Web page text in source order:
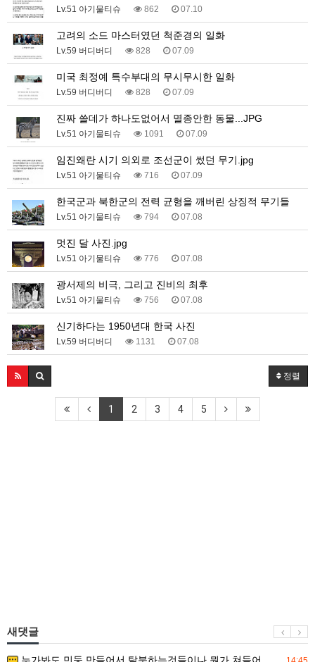
Lv.51 아기물티슈 862 07.10
고려의 소드 마스터였던 척준경의 일화
Lv.59 버디버디 828 07.09
미국 최정예 특수부대의 무시무시한 일화
Lv.59 버디버디 828 07.09
진짜 쓸데가 하나도없어서 멸종안한 동물...JPG
Lv.51 아기물티슈 1091 07.09
임진왜란 시기 의외로 조선군이 썼던 무기.jpg
Lv.51 아기물티슈 716 07.09
한국군과 북한군의 전력 균형을 깨버린 상징적 무기들
Lv.51 아기물티슈 794 07.08
멋진 달 사진.jpg
Lv.51 아기물티슈 776 07.08
광서제의 비극, 그리고 진비의 최후
Lv.51 아기물티슈 756 07.08
신기하다는 1950년대 한국 사진
Lv.59 버디버디 1131 07.08
정렬
1 2 3 4 5
새댓글